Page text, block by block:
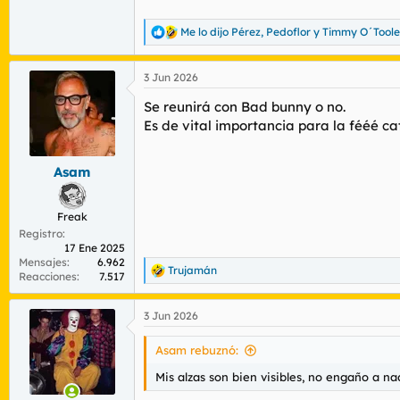
R
e
a
c
i
o
Me lo dijo Pérez, Pedoflor y Timmy O´Toole
Asam
Freak
Registro
17 Ene 2025
Mensajes
6.962
Reacciones
7.517
3 Jun 2026
Se reunirá con Bad bunny o no.
Es de vital importancia para la fééé
R
e
a
c
c
e
Trujamán
3 Jun 2026
Asam rebuznó:
Mis alzas son bien visibles, no engaño a